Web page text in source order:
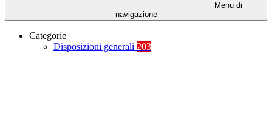
Menu di
navigazione
Categorie
Disposizioni generali 203